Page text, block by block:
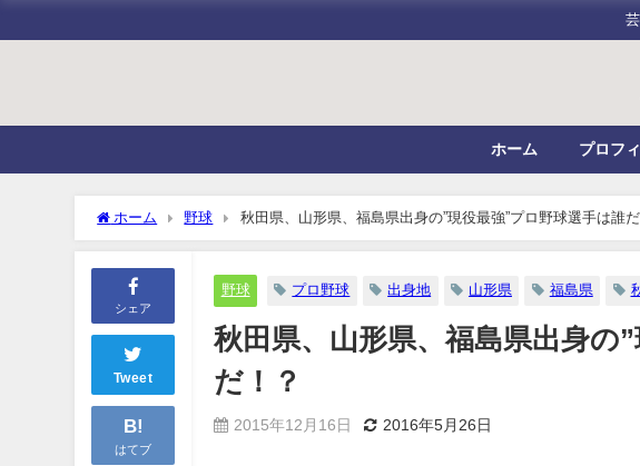
ホーム プロフ
ホーム 野球 秋田県、山形県、福島県出身の”現役最強”プロ野球選手は誰だ
シェア
Tweet
B!
はてブ
野球 プロ野球 出身地 山形県 福島県
秋田県、山形県、福島県出身の
だ！？
2015年12月16日 2016年5月26日